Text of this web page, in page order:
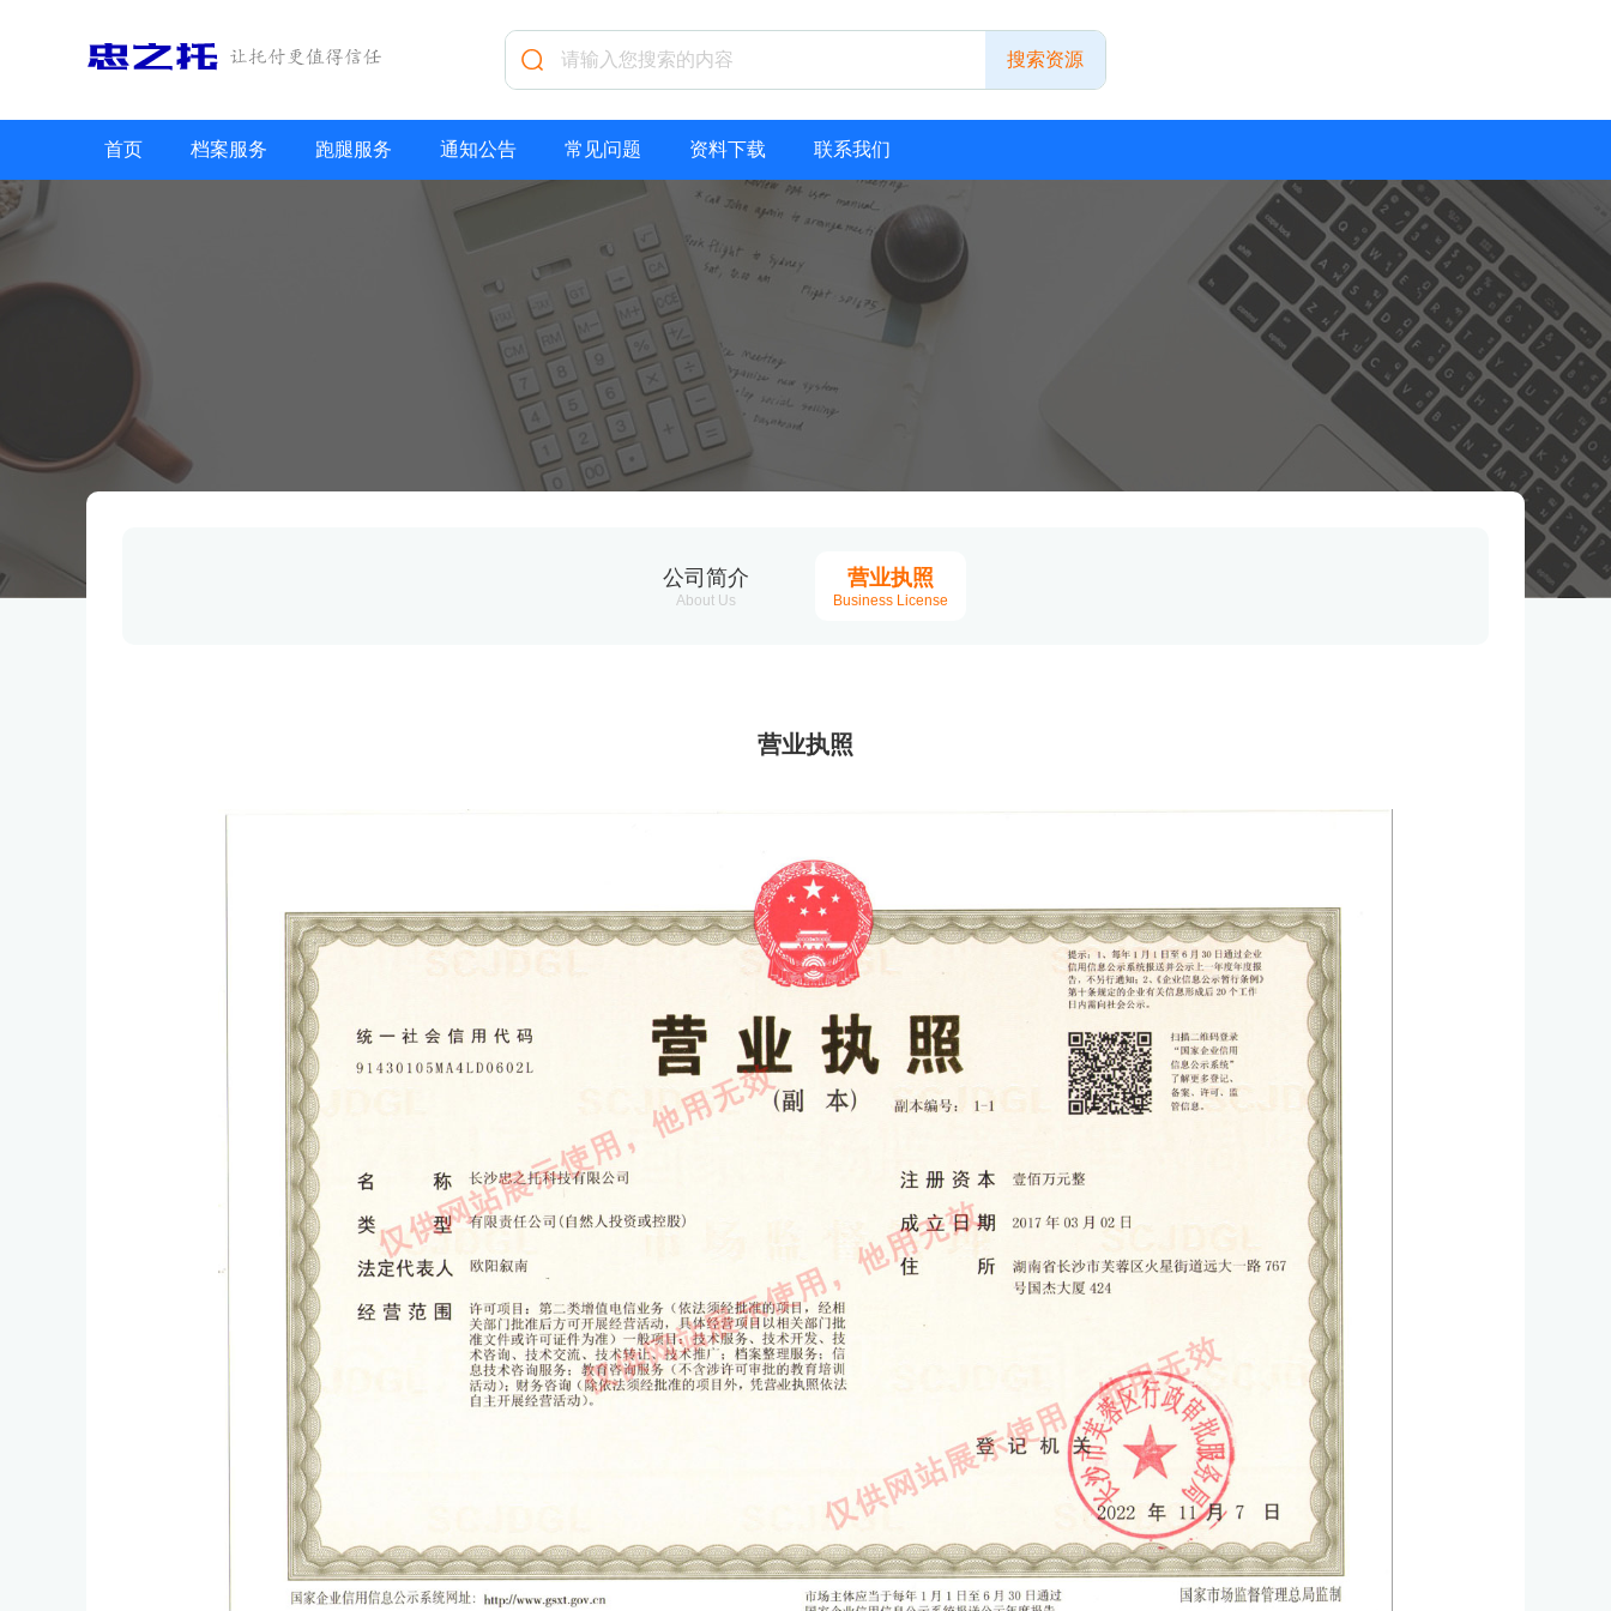
首页 档案服务 跑腿服务 通知公告 常见问题 资料下载 联系我们
公司简介
About Us
营业执照
Business License
营业执照